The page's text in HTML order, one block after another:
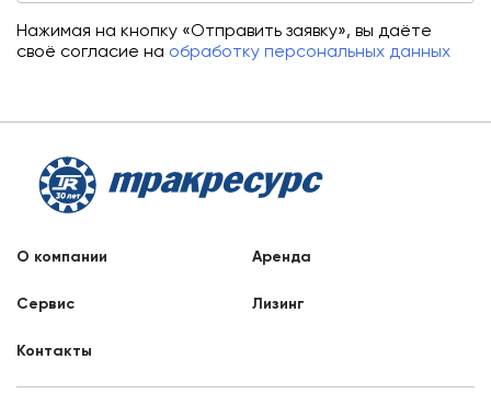
Нажимая на кнопку «Отправить заявку», вы даёте
своё согласие на обработку персональных данных
О компании Аренда
Сервис Лизинг
Контакты